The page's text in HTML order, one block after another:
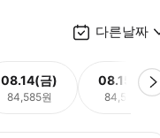
다른날짜
08.14(금)
84,585원
08.15(토)
84,585원